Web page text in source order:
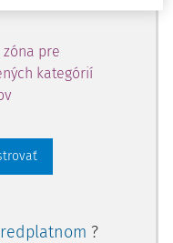
pre
kategórií
?